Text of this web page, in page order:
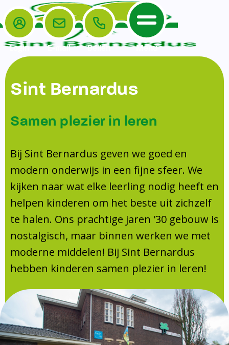
Home
De School
Veiligheidsplan
Onderwijs
Leerlingenraad
Leerlingenzorg
Doorstroomtoets
Jeugdprofessional op school
Centrum Jeugd en Gezin
Schoollogopedie
schoolondersteuningsprofiel
Schooltijden
Absentie
Vakanties
Aanmelden
Schoolgids
Gezonde school
Kinderopvang
Het Team
Ouders
Ouders
TussenSchoolse Opvang (TSO)
Ouderraad (OR)
Medezeggenschapsraad (MR)
Formulieren
Klachtenregeling
Contact
Login E-mail Bellen Menu
Sint Bernardus
Samen plezier in leren
Bij Sint Bernardus geven we goed en
modern onderwijs in een fijne sfeer. We
kijken naar wat elke leerling nodig heeft en
helpen kinderen om het beste uit zichzelf
te halen. Ons prachtige jaren '30 gebouw is
nostalgisch, maar binnen werken we met
moderne middelen! Bij Sint Bernardus
hebben kinderen samen plezier in leren!